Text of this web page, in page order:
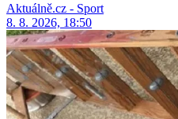
Aktuálně.cz - Sport
8. 8. 2026, 18:50